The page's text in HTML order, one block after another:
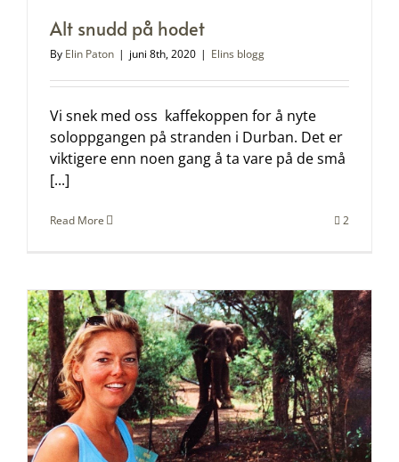
Alt snudd på hodet
By Elin Paton | juni 8th, 2020 | Elins blogg
Vi snek med oss kaffekoppen for å nyte
soloppgangen på stranden i Durban. Det er
viktigere enn noen gang å ta vare på de små
[...]
Read More 2